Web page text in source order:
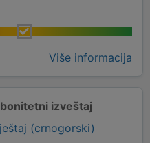
Više informacija
izveštaj
(crnogorski)